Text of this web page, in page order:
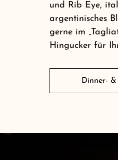
und Rib Eye,
argentinisches
gerne im
Hingucker für
Dinner-